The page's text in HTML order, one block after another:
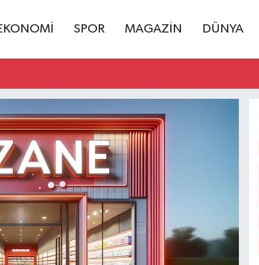
SPOR MAGAZİN DÜNYA